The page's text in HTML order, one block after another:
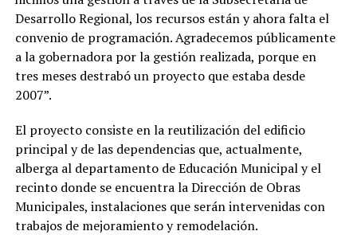
Desarrollo Regional, los recursos están y ahora falta el
convenio de programación. Agradecemos públicamente
a la gobernadora por la gestión realizada, porque en
tres meses destrabó un proyecto que estaba desde
2007”.
El proyecto consiste en la reutilización del edificio
principal y de las dependencias que, actualmente,
alberga al departamento de Educación Municipal y el
recinto donde se encuentra la Dirección de Obras
Municipales, instalaciones que serán intervenidas con
trabajos de mejoramiento y remodelación.